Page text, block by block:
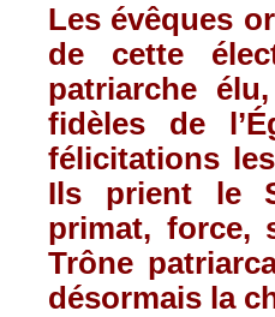
Les évêques
de cette
patriarche
fidèles de
félicitations
Ils prient le
primat, force,
Trône
désormais la